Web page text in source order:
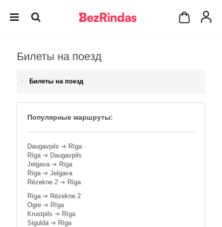
Билеты на поезд
Билеты на поезд
Популярные маршруты:
Daugavpils ➔ Rīga
Rīga➔ Daugavpils
Jelgava➔ Rīga
Rīga➔ Jelgava
Rēzekne 2 ➔ Rīga
Rīga➔ Rēzekne 2
Ogre ➔ Rīga
Krustpils ➔ Rīga
Sigulda➔ Rīga